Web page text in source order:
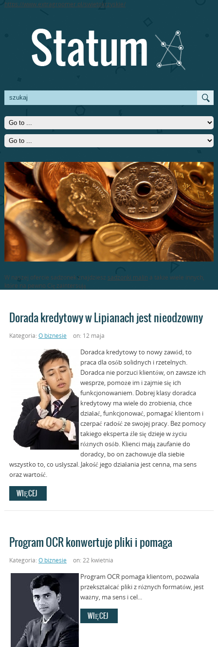
https://www.extragroomer.pl/swietokrzyskie/
W naszej ofercie sadzonek znajdziesz sadzonki malin a także wiele innych,
które na pewno Cię zaintersują
Dorada kredytowy w Lipianach jest nieodzowny
Kategoria: O biznesie on: 12 maja
Doradca kredytowy to nowy zawód, to
praca dla osób solidnych i rzetelnych.
Doradca nie porzuci klientów, on zawsze ich
wesprze, pomoże im i zajmie się ich
funkcjonowaniem. Dobrej klasy doradca
kredytowy ma wiele do zrobienia, chce
działać, funkcjonować, pomagać klientom i
czerpać radość ze swojej pracy. Bez pomocy
takiego eksperta źle się dzieje w życiu
różnych osób. Klienci mają zaufanie do
doradcy, bo on zachowuje dla siebie
wszystko to, co usłyszal. Jakość jego działania jest cenna, ma sens
oraz wartość.
WIĘCEJ
Program OCR konwertuje pliki i pomaga
Kategoria: O biznesie on: 22 kwietnia
Program OCR pomaga klientom, pozwala
przekształcać pliki z róznych formatów, jest
ważny, ma sens i cel...
WIĘCEJ